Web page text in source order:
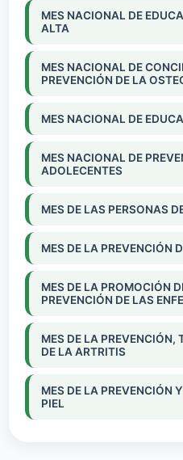
MES NACIONAL DE
ALTA
MES NACIONAL DE
PREVENCIÓN DE LA
MES NACIONAL DE
MES NACIONAL DE
ADOLECENTES
MES DE LAS PERSONAS
MES DE LA PREVENCIÓN
MES DE LA PROMOCIÓN
PREVENCIÓN DE LAS
MES DE LA PREVENCIÓN,
DE LA ARTRITIS
MES DE LA PREVENCIÓN
PIEL